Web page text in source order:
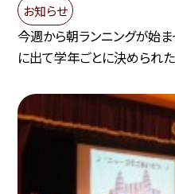
お知らせ
今週から朝ランニングが始
に出て学年ごとに決められ